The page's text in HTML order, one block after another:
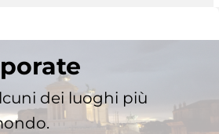
dei luoghi più